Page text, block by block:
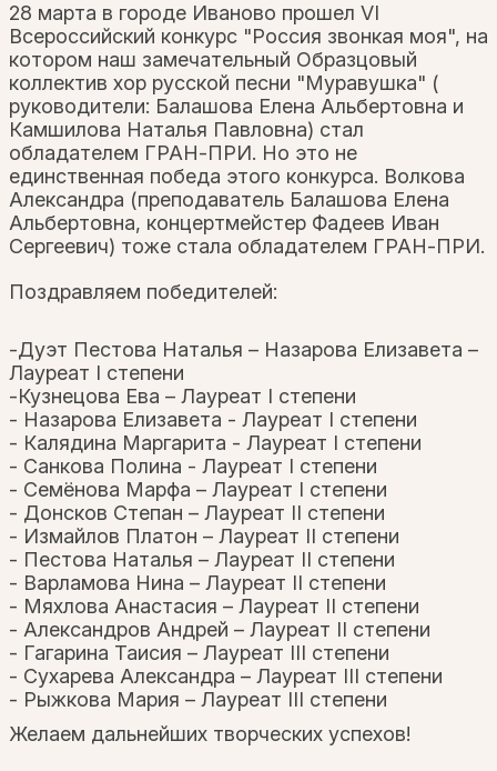
28 марта в городе Иваново прошел VI
Всероссийский конкурс "Россия звонкая моя", на
котором наш замечательный Образцовый
коллектив хор русской песни "Муравушка" (
руководители: Балашова Елена Альбертовна и
Камшилова Наталья Павловна) стал
обладателем ГРАН-ПРИ. Но это не
единственная победа этого конкурса. Волкова
Александра (преподаватель Балашова Елена
Альбертовна, концертмейстер Фадеев Иван
Сергеевич) тоже стала обладателем ГРАН-ПРИ.
Поздравляем победителей:
-Дуэт Пестова Наталья – Назарова Елизавета –
Лауреат I степени
-Кузнецова Ева – Лауреат I степени
- Назарова Елизавета - Лауреат I степени
- Калядина Маргарита - Лауреат I степени
- Санкова Полина - Лауреат I степени
- Семёнова Марфа – Лауреат I степени
- Донсков Степан – Лауреат II степени
- Измайлов Платон – Лауреат II степени
- Пестова Наталья – Лауреат II степени
- Варламова Нина – Лауреат II степени
- Мяхлова Анастасия – Лауреат II степени
- Александров Андрей – Лауреат II степени
- Гагарина Таисия – Лауреат III степени
- Сухарева Александра – Лауреат III степени
- Рыжкова Мария – Лауреат III степени
Желаем дальнейших творческих успехов!